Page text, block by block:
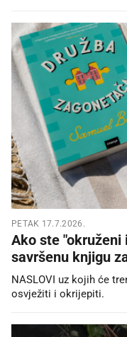
PETAK 17.7.2026.
Ako ste "okruženi
savršenu knjigu
NASLOVI uz kojih će
osvježiti i okrijepiti.